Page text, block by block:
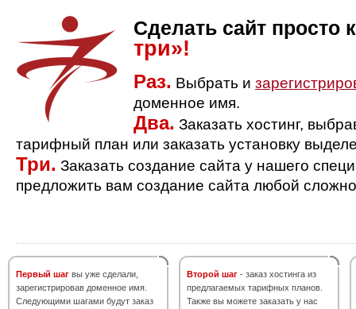
Сделать сайт просто
три»!
Раз. Выбрать и
доменное имя.
Два. Заказать хостинг,
тарифный план или заказать установку
Три. Заказать создание сайта у нашего
предложить вам создание сайта любой
Первый шаг вы уже сделали,
зарегистрировав доменное имя.
Следующими шагами будут заказ
Второй шаг - заказ хостинга из
предлагаемых тарифных планов.
Также вы можете заказать у нас